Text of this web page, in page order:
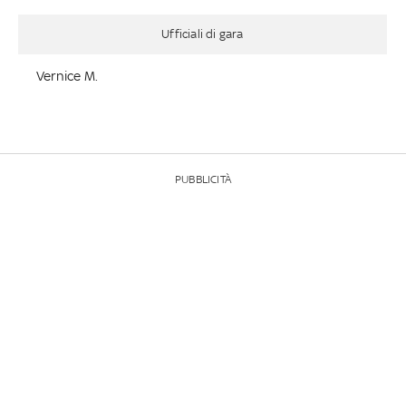
Ufficiali di gara
Vernice M.
PUBBLICITÀ